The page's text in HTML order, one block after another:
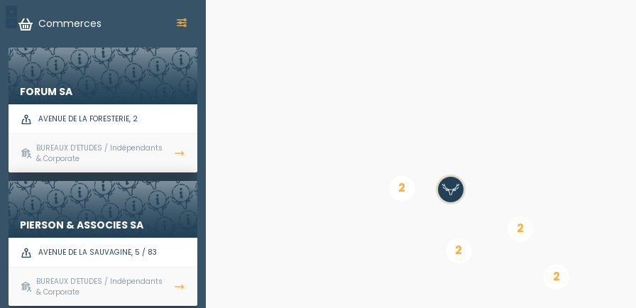
Commerces
FORUM SA
AVENUE DE LA FORESTERIE, 2
BUREAUX D’ETUDES / Indépendants
& Corporate
PIERSON & ASSOCIES SA
AVENUE DE LA SAUVAGINE, 5 / 83
BUREAUX D’ETUDES / Indépendants
& Corporate